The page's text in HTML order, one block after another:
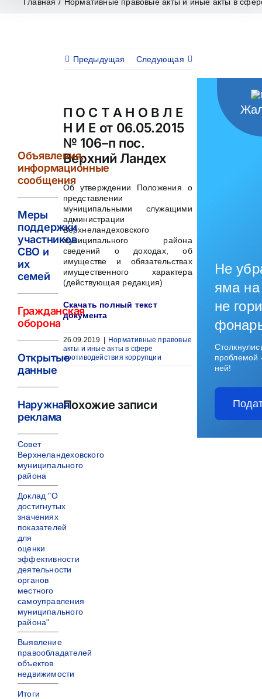
Предыдущая Следующая
П О С Т А Н О В Л Е
Н И Е от 06.05.2015
№ 106–п пос.
Верхний Ландех
Об утверждении Положения о
представлении
муниципальными служащими
администрации
Верхнеландеховского
муниципального района
сведений о доходах, об
имуществе и обязательствах
имущественного характера
(действующая редакция)
Скачать полный текст
документа
26.09.2019
Нормативные правовые
акты и иные акты в сфере
противодействия коррупции
Похожие записи
Объявления,
информационные
сообщения
Меры
поддержки
участников
СВО и
их
семей
Гражданская
оборона
Открытые
данные
Наружная
реклама
Совет
Верхнеландеховского
муниципального
района
Доклад "О
достигнутых
значениях
показателей
для
оценки
эффективности
деятельности
органов
местного
самоуправления
муниципального
района"
Выявление
правообладателей
объектов
недвижимости
Итоги
Не
яма на
не
ней!